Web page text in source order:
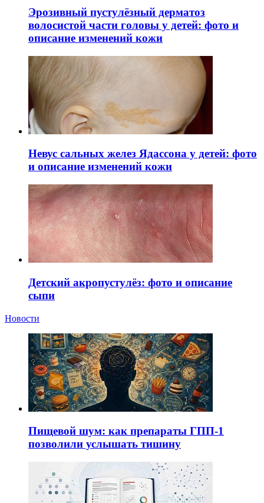
Эрозивный пустулёзный дерматоз
волосистой части головы у детей: фото и
описание изменений кожи
Невус сальных желез Ядассона у детей: фото
и описание изменений кожи
Детский акропустулёз: фото и описание
сыпи
Новости
Пищевой шум: как препараты ГПП-1
позволили услышать тишину